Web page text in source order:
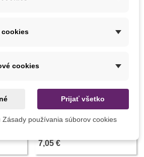
Pridať do košíka
Pasca na slimáky - 2 ks
7,05 €
cookies
Prijať všetko
Zásady používania súborov cookies